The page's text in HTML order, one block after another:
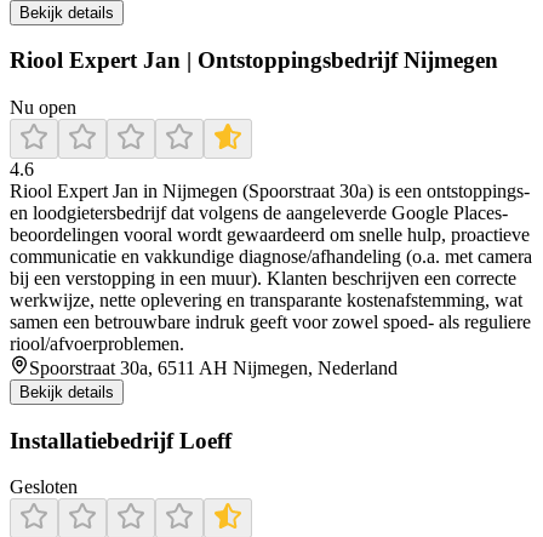
Bekijk details
Riool Expert Jan | Ontstoppingsbedrijf Nijmegen
Nu open
4.6
Riool Expert Jan in Nijmegen (Spoorstraat 30a) is een ontstoppings-
en loodgietersbedrijf dat volgens de aangeleverde Google Places-
beoordelingen vooral wordt gewaardeerd om snelle hulp, proactieve
communicatie en vakkundige diagnose/afhandeling (o.a. met camera
bij een verstopping in een muur). Klanten beschrijven een correcte
werkwijze, nette oplevering en transparante kostenafstemming, wat
samen een betrouwbare indruk geeft voor zowel spoed- als reguliere
riool/afvoerproblemen.
Spoorstraat 30a, 6511 AH Nijmegen, Nederland
Bekijk details
Installatiebedrijf Loeff
Gesloten